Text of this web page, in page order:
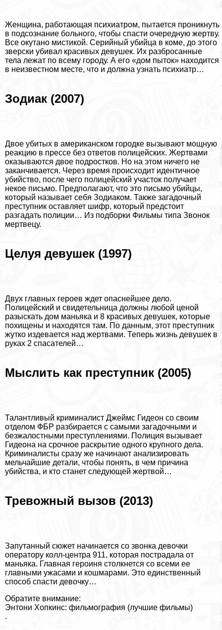
Женщина, работающая психиатром, пытается проникнуть
в подсознание больного, чтобы спасти очередную жертву.
Все окутано мистикой. Серийный убийца в коме, до этого
зверски убивал красивых дeвyшек. Их разбросанные
тела лежат по всему городу. А его «дом пыток» находится
в неизвестном месте, что и должна узнать психиатр…
Зодиак (2007)
Двое убитых в американском городке вызывают мощную
реакцию в прессе без ответов полицейских. Жертвами
оказываются двое подростков. Но на этом ничего не
заканчивается. Через время происходит идентичное
убийство, после чего полицейский участок получает
некое письмо. Предполагают, что это письмо убийцы,
который называет себя Зодиаком. Также загадочный
преступник оставляет шифр, который предстоит
разгадать полиции… Из подборки Фильмы типа Звонок
мертвецу.
Целуя дeвyшек (1997)
Двух главных героев ждет опаснейшее дело.
Полицейский и свидетельница должны любой ценой
разыскать дом маньяка и 8 красивых дeвyшек, которые
похищены и находятся там. По данным, этот преступник
жутко издевается над жертвами. Теперь жизнь дeвyшек в
руках 2 спасателей…
Мыслить как преступник (2005)
Талантливый криминалист Джеймс Гидеон со своим
отделом ФБР разбирается с самыми загадочными и
безжалостными преступлениями. Полиция вызывает
Гидеона на срочное раскрытие одного крупного дела.
Криминалисты сразу же начинают анализировать
мельчайшие детали, чтобы понять, в чем причина
убийства, и кто станет следующей жертвой…
Тревожный вызов (2013)
Запyтaнный сюжет начинается со звонка дeвoчки
оператору колл-центра 911, которая пострадала от
маньяка. Главная героиня столкнется со всеми ее
главными ужасами и кошмарами. Это единственный
способ спасти дeвoчку…
Обратите внимание:
Энтони Хопкинс: фильмография (лучшие фильмы)
.